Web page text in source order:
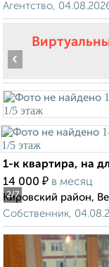
Агентство,
2/7
‹
1-к квартира, на
14 000 ₽ в месяц
Кировский район,
Собственник,